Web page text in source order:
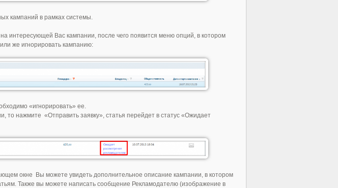
кампаний в рамках системы.
интересующей Вас кампании, после чего появится меню опций, в котором
же игнорировать кампанию:
«игнорировать» ее.
то нажмите «Отправить заявку», статья перейдет в статус «Ожидает
окне Вы можете увидеть дополнительное описание кампании, в котором
Также вы можете написать сообщение Рекламодателю (изображение в